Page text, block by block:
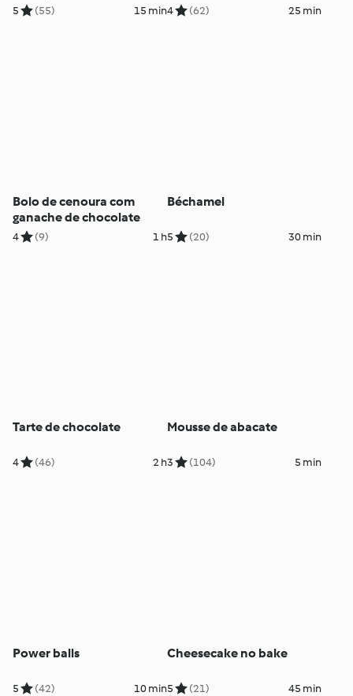
5 (55) 15 min4 (62) 25 min
Bolo de cenoura com
ganache de chocolate
4 (9) 1 h
Béchamel
5 (20) 30 min
Tarte de chocolate
4 (46) 2 h
Mousse de abacate
3 (104) 5 min
Power balls
5 (42) 10 min
Cheesecake no bake
5 (21) 45 min